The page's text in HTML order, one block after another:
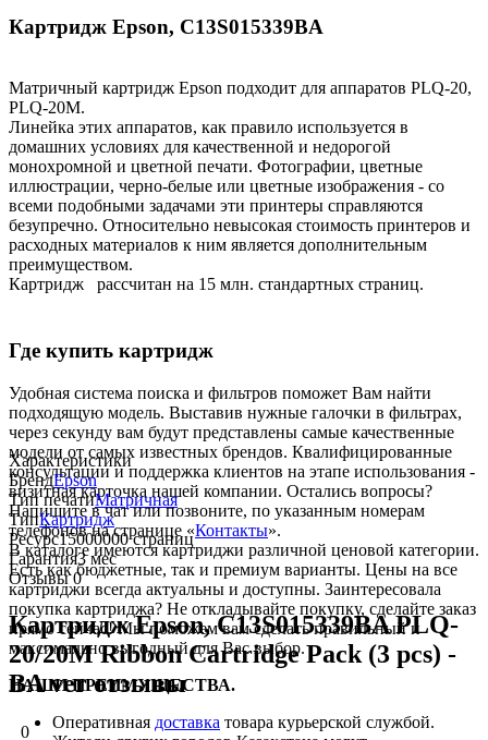
Картридж Epson, C13S015339BA
Матричный картридж Epson подходит для аппаратов PLQ-20,
PLQ-20M.
Линейка этих аппаратов, как правило используется в
домашних условиях для качественной и недорогой
монохромной и цветной печати. Фотографии, цветные
иллюстрации, черно-белые или цветные изображения - со
всеми подобными задачами эти принтеры справляются
безупречно. Относительно невысокая стоимость принтеров и
расходных материалов к ним является дополнительным
преимуществом.
Картридж
рассчитан на 15 млн. стандартных страниц.
Где купить картридж
Удобная система поиска и фильтров поможет Вам найти
подходящую модель. Выставив нужные галочки в фильтрах,
через секунду вам будут представлены самые качественные
модели от самых известных брендов. Квалифицированные
консультации и поддержка клиентов на этапе использования -
визитная карточка нашей компании. Остались вопросы?
Напишите в чат или позвоните, по указанным номерам
телефонов на странице «Контакты».
В каталоге имеются картриджи различной ценовой категории.
Есть как бюджетные, так и премиум варианты. Цены на все
картриджи всегда актуальны и доступны. Заинтересовала
покупка картриджа? Не откладывайте покупку, сделайте заказ
прямо сейчас! Мы поможем вам сделать правильный и
максимально выгодный для Вас выбор.
НАШИ ПРЕИМУЩЕСТВА.
Оперативная доставка товара курьерской службой.
Характеристики
БрендEpson
Тип печатиМатричная
ТипКартридж
Ресурс15000000 страниц
Гарантия3 мес
Отзывы0
Картридж Epson, C13S015339BA PLQ-
20/20M Ribbon Cartridge Pack (3 pcs) -
BA ver отзывы
0